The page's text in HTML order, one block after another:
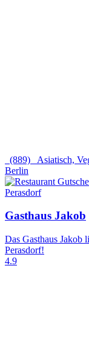
(889) Asiatisch,
Berlin
Perasdorf
Gasthaus Jakob
Das Gasthaus Jakob
Perasdorf!
4.9